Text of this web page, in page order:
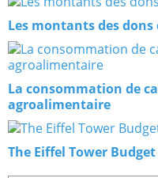
Les montants des dons
La consommation de
agroalimentaire
The Eiffel Tower Budget